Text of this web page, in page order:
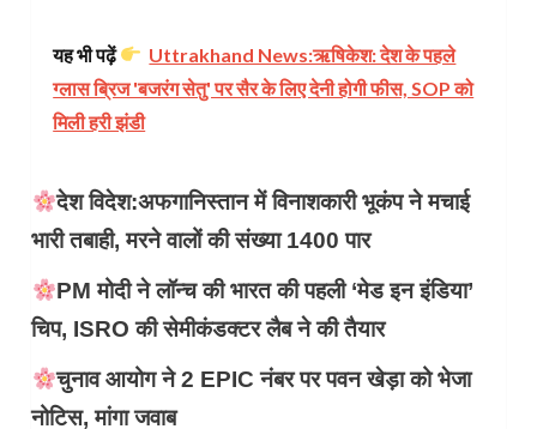
यह भी पढ़ें
Uttrakhand News:​ऋषिकेश: देश के पहले
ग्लास ब्रिज 'बजरंग सेतु' पर सैर के लिए देनी होगी फीस, SOP को
मिली हरी झंडी
देश विदेश:अफगानिस्तान में विनाशकारी भूकंप ने मचाई
भारी तबाही, मरने वालों की संख्या 1400 पार
PM मोदी ने लॉन्च की भारत की पहली ‘मेड इन इंडिया’
चिप, ISRO की सेमीकंडक्टर लैब ने की तैयार
चुनाव आयोग ने 2 EPIC नंबर पर पवन खेड़ा को भेजा
नोटिस, मांगा जवाब